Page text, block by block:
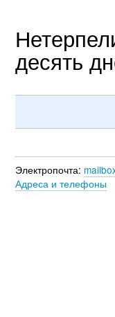
десять
Электропочта:
Адреса и телефоны